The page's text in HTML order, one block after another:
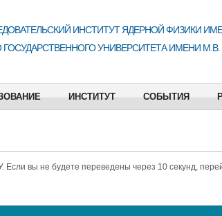
ИНСТИТУТ ЯДЕРНОЙ ФИЗИКИ
УНИВЕРСИТЕТА ИМЕНИ
ИНСТИТУТ СОБЫТИЯ
. Если вы не будете переведены через 10 секунд,